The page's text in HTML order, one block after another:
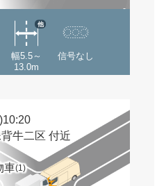
幅5.5～
13.0m
他
信号なし
牛二区 付近
車(1)